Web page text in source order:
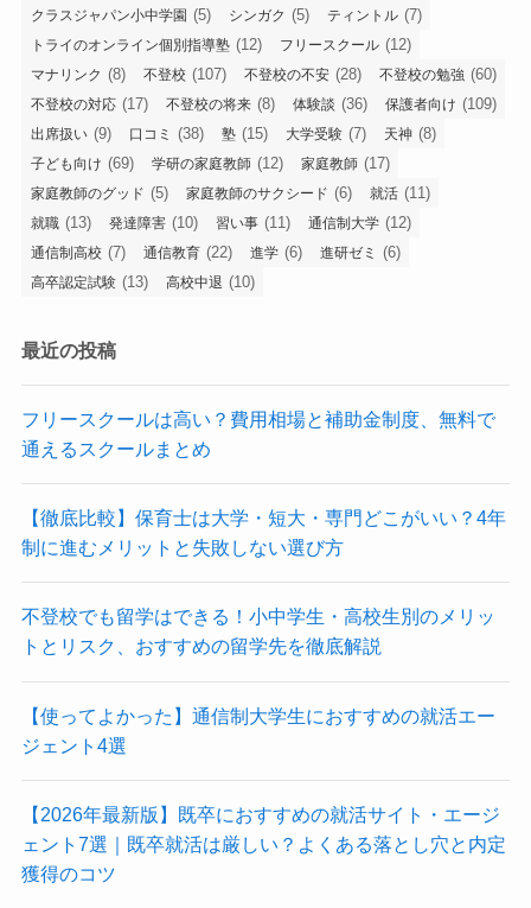
クラスジャパン小中学園 (5) シンガク (5) ティントル (7)
トライのオンライン個別指導塾 (12) フリースクール (12)
マナリンク (8) 不登校 (107) 不登校の不安 (28) 不登校の勉強 (60)
不登校の対応 (17) 不登校の将来 (8) 体験談 (36) 保護者向け (109)
出席扱い (9) 口コミ (38) 塾 (15) 大学受験 (7) 天神 (8)
子ども向け (69) 学研の家庭教師 (12) 家庭教師 (17)
家庭教師のグッド (5) 家庭教師のサクシード (6) 就活 (11)
就職 (13) 発達障害 (10) 習い事 (11) 通信制大学 (12)
通信制高校 (7) 通信教育 (22) 進学 (6) 進研ゼミ (6)
高卒認定試験 (13) 高校中退 (10)
最近の投稿
フリースクールは高い？費用相場と補助金制度、無料で
通えるスクールまとめ
【徹底比較】保育士は大学・短大・専門どこがいい？4年
制に進むメリットと失敗しない選び方
不登校でも留学はできる！小中学生・高校生別のメリッ
トとリスク、おすすめの留学先を徹底解説
【使ってよかった】通信制大学生におすすめの就活エー
ジェント4選
【2026年最新版】既卒におすすめの就活サイト・エージ
ェント7選｜既卒就活は厳しい？よくある落とし穴と内定
獲得のコツ